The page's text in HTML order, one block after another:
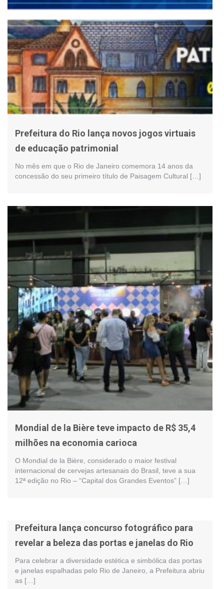
Prefeitura do Rio lança novos jogos virtuais
de educação patrimonial
No mês em que o Rio de Janeiro comemora 14 anos da
concessão do seu primeiro título de Paisagem Cultural […]
Mondial de la Bière teve impacto de R$ 35,4
milhões na economia carioca
O Mondial de la Bière, considerado o maior festival
internacional de cervejas artesanais do Brasil, teve a sua
12ª edição no Rio – “Capital dos Grandes Eventos” […]
Prefeitura lança concurso fotográfico para
revelar a beleza das portas e janelas do Rio
Para celebrar a diversidade estética e simbólica das portas
e janelas espalhadas pelo Rio de Janeiro, a Prefeitura abriu
as […]